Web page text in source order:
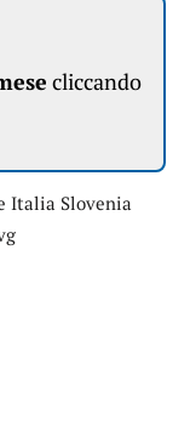
cliccando
Italia Slovenia